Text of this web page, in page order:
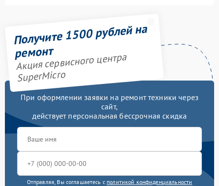
Получите 1500 рублей на
ремонт
Акция сервисного центра
SuperMicro
При оформлении заявки на ремонт техники через
сайт,
действует персональная бессрочная скидка
Отправляя, Вы соглашаетесь с политикой конфиденциальности